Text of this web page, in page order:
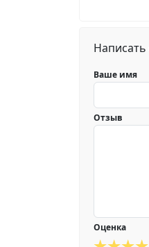
Написать
Ваше имя
Отзыв
Оценка